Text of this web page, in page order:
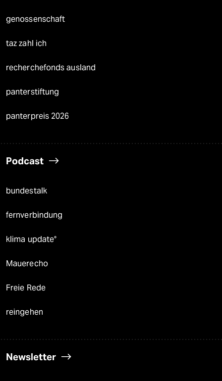
genossenschaft
taz zahl ich
recherchefonds ausland
panterstiftung
panterpreis 2026
Podcast
bundestalk
fernverbindung
klima update°
Mauerecho
Freie Rede
reingehen
Newsletter